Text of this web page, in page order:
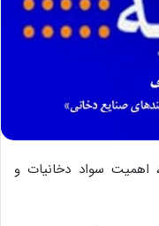
اهمیت سواد دخانیات و